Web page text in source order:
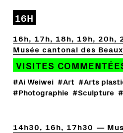
16H
16h, 17h, 18h, 19h, 20h,
Musée cantonal des
VISITES
#Ai Weiwei #Art #Arts
#Photographie #Sculpture
14h30, 16h, 17h30